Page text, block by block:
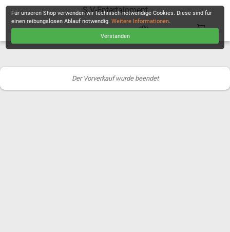
S.V-Entertainment
Der Vorverkauf wurde beendet
Für unseren Shop verwenden wir technisch notwendige Cookies. Diese sind für
einen reibungslosen Ablauf notwendig.Weitere Informationen.
Verstanden